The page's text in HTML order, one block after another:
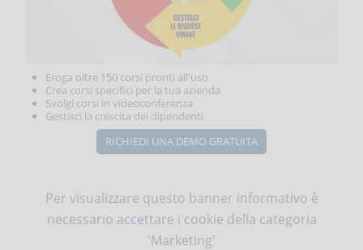
Eroga oltre 150 corsi pronti all'uso
Crea corsi specifici per la tua azienda
Svolgi corsi in videoconferenza
Gestisci la crescita dei dipendenti
RICHIEDI UNA DEMO GRATUITA
Per visualizzare questo banner informativo è
necessario accettare i cookie della categoria
'Marketing'